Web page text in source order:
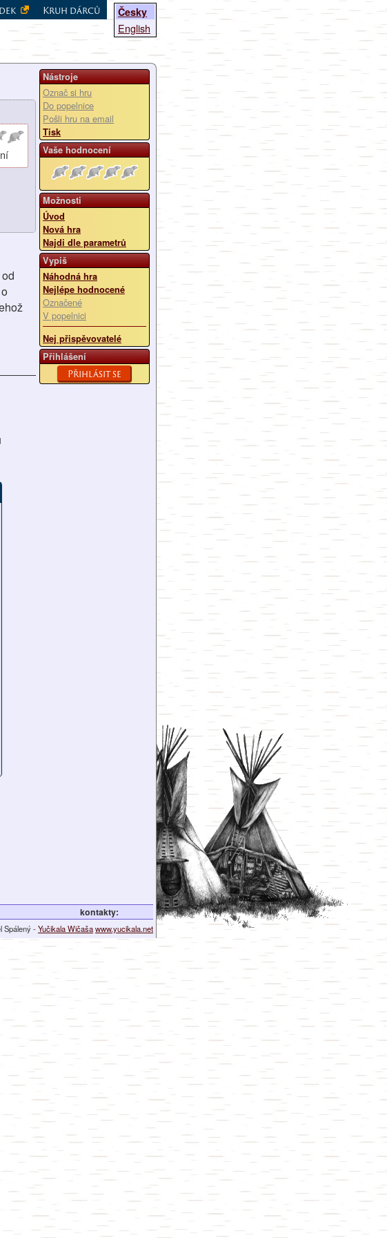
Česky
English
Kruh dárců
Nástroje
Označ si hru
Do popelnice
Pošli hru na email
Tisk
Vaše hodnocení
Možnosti
Úvod
Nová hra
Najdi dle parametrů
Vypiš
Náhodná hra
Nejlépe hodnocené
Označené
V popelnici
Nej přispěvovatelé
Přihlášení
Přihlásit se
kontakty:
Spálený -Yučikala Wičašawww.yucikala.net